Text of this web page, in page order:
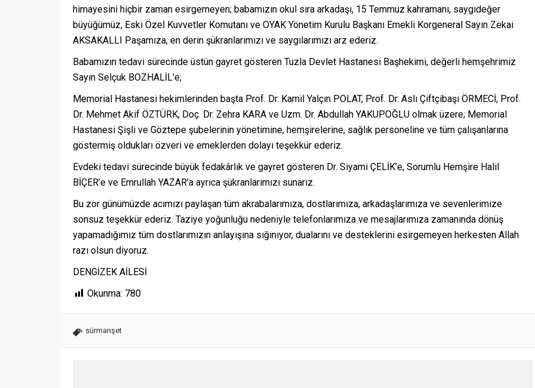
himayesini hiçbir zaman esirgemeyen; babamızın okul sıra arkadaşı, 15 Temmuz kahramanı, saygıdeğer
büyüğümüz, Eski Özel Kuvvetler Komutanı ve OYAK Yönetim Kurulu Başkanı Emekli Korgeneral Sayın Zekai
AKSAKALLI Paşamıza, en derin şükranlarımızı ve saygılarımızı arz ederiz.
Babamızın tedavi sürecinde üstün gayret gösteren Tuzla Devlet Hastanesi Başhekimi, değerli hemşehrimiz
Sayın Selçuk BOZHALİL’e;
Memorial Hastanesi hekimlerinden başta Prof. Dr. Kamil Yalçın POLAT, Prof. Dr. Aslı Çiftçibaşı ÖRMECİ, Prof.
Dr. Mehmet Akif ÖZTÜRK, Doç. Dr. Zehra KARA ve Uzm. Dr. Abdullah YAKUPOĞLU olmak üzere; Memorial
Hastanesi Şişli ve Göztepe şubelerinin yönetimine, hemşirelerine, sağlık personeline ve tüm çalışanlarına
göstermiş oldukları özveri ve emeklerden dolayı teşekkür ederiz.
Evdeki tedavi sürecinde büyük fedakârlık ve gayret gösteren Dr. Siyami ÇELİK’e, Sorumlu Hemşire Halil
BİÇER’e ve Emrullah YAZAR’a ayrıca şükranlarımızı sunarız.
Bu zor günümüzde acımızı paylaşan tüm akrabalarımıza, dostlarımıza, arkadaşlarımıza ve sevenlerimize
sonsuz teşekkür ederiz. Taziye yoğunluğu nedeniyle telefonlarımıza ve mesajlarımıza zamanında dönüş
yapamadığımız tüm dostlarımızın anlayışına sığınıyor, dualarını ve desteklerini esirgemeyen herkesten Allah
razı olsun diyoruz.
DENGİZEK AİLESİ
Okunma: 780
sürmanşet